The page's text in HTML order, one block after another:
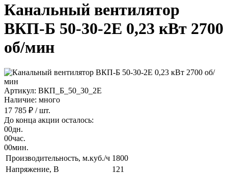
Канальный вентилятор
ВКП-Б 50-30-2Е 0,23 кВт 2700
об/мин
Артикул: ВКП_Б_50_30_2Е
Наличие: много
17 785 ₽ / шт.
До конца акции осталось:
00дн.
00час.
00мин.
Производительность, м.куб./ч 1800
Напряжение, B
121